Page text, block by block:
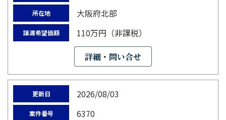
所在地 大阪府北部
譲渡希望価額 110万円（非課税）
詳細・問い合せ
更新日 2026/08/03
案件番号 6370